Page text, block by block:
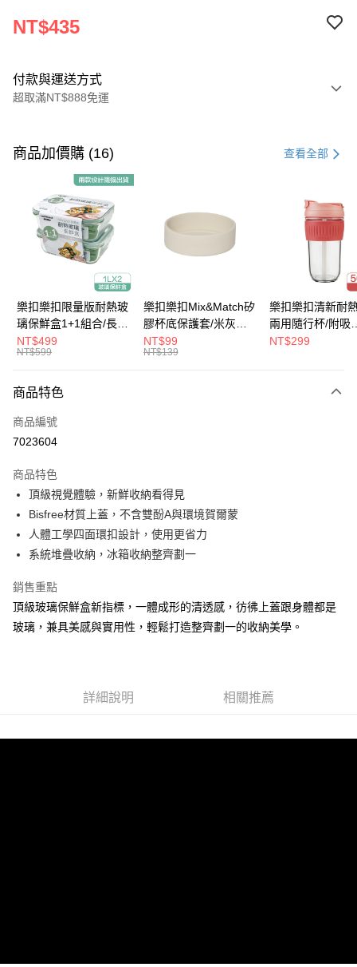
NT$435
付款與運送方式
超取滿NT$888免運
信用卡一次付款
Apple Pay
街口支付
大哥付你分期
相關說明
【大哥付你分期使用說明】
1.本服務由台灣大哥大提供，台灣大哥大用戶可立即使用無須另外申請。
成交易。
4.訂單成立30分鐘內，如未前往確認交易或遇審核未通過，訂單將自動取
消。如遇「轉專審核」未通過狀況，表示未達大哥付你分期系統評分，恕無
1.分期款項不併入電信帳單，「大哥付你分期」於每月結算日後寄送繳費提
醒簡訊。
2.透過簡訊連結打開帳單後，可選擇「超商條碼／台灣大直營門市／銀行轉
帳／街口支付／iPASS MONEY」等通路繳費。
【注意事項】
用戶於交易時，得透過本服務購買商品或服務，並由商店將買賣／分期付款
買賣價金債權讓與本公司後，依約使用本公司帳單繳交帳款。
2.基於同意付款使用「大哥付你分期」之契約關係目的，商店將以您的個人
資料（包含姓名、電話或地址）提供予台灣大哥大進項蒐集、處理及利用，
ATM付款
運送方式
付款後全家取貨
每筆NT$80，滿NT$888(含以上)免運費
每筆NT$80，滿NT$888(含以上)免運費
宅配
每筆NT$120，滿NT$1,000(含以上)免運費
商品加價購 (16) 查看全部
樂扣樂扣限量版耐熱玻
璃保鮮盒1+1組合/長方
形/1L(LLG445KKSP2-
01)
NT$499
NT$599
樂扣樂扣Mix&Match矽
膠杯底保護套/米灰
(BOTTOM-
LHC4343BEG)
NT$99
NT$139
樂扣樂扣清新耐
兩用隨行杯/附吸
管/500ml/粉
NT$299
商品特色
商品編號
7023604
商品特色
頂級視覺體驗，新鮮收納看得見
Bisfree材質上蓋，不含雙酚A與環境賀爾蒙
人體工學四面環扣設計，使用更省力
系統堆疊收納，冰箱收納整齊劃一
銷售重點
頂級玻璃保鮮盒新指標，一體成形的清透感，彷彿上蓋跟身體都是
玻璃，兼具美感與實用性，輕鬆打造整齊劃一的收納美學。
詳細說明 相關推薦